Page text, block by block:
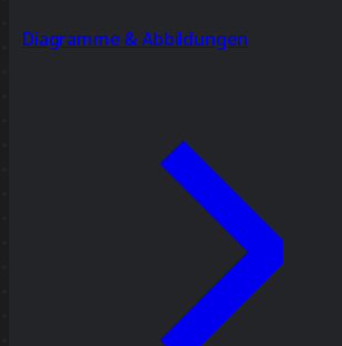
Diagramme & Abbildungen